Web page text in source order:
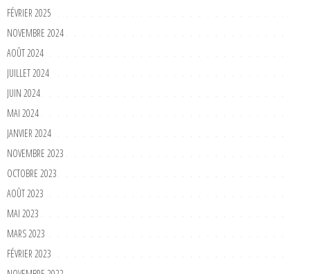
FÉVRIER 2025
NOVEMBRE 2024
AOÛT 2024
JUILLET 2024
JUIN 2024
MAI 2024
JANVIER 2024
NOVEMBRE 2023
OCTOBRE 2023
AOÛT 2023
MAI 2023
MARS 2023
FÉVRIER 2023